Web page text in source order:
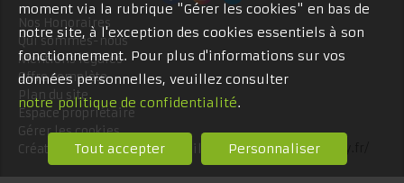
Nos Honoraires
Qui sommes-nous
Mentions légales
Offre complète
Plan du site
Espace propriétaire
Gérer les cookies
Création site internet immobilier
moment via la rubrique "Gérer les cookies" en bas de
notre site, à l'exception des cookies essentiels à son
fonctionnement. Pour plus d'informations sur vos
données personnelles, veuillez consulter
notre politique de confidentialité.
Tout accepter Personnaliser